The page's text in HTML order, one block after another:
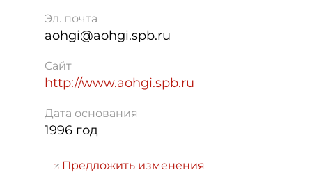
Эл. почта
aohgi@aohgi.spb.ru
Сайт
http://www.aohgi.spb.ru
Дата основания
1996 год
Предложить изменения